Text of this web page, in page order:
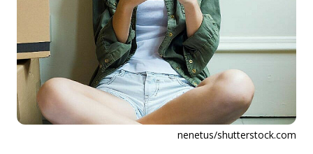
nenetus/shutterstock.com